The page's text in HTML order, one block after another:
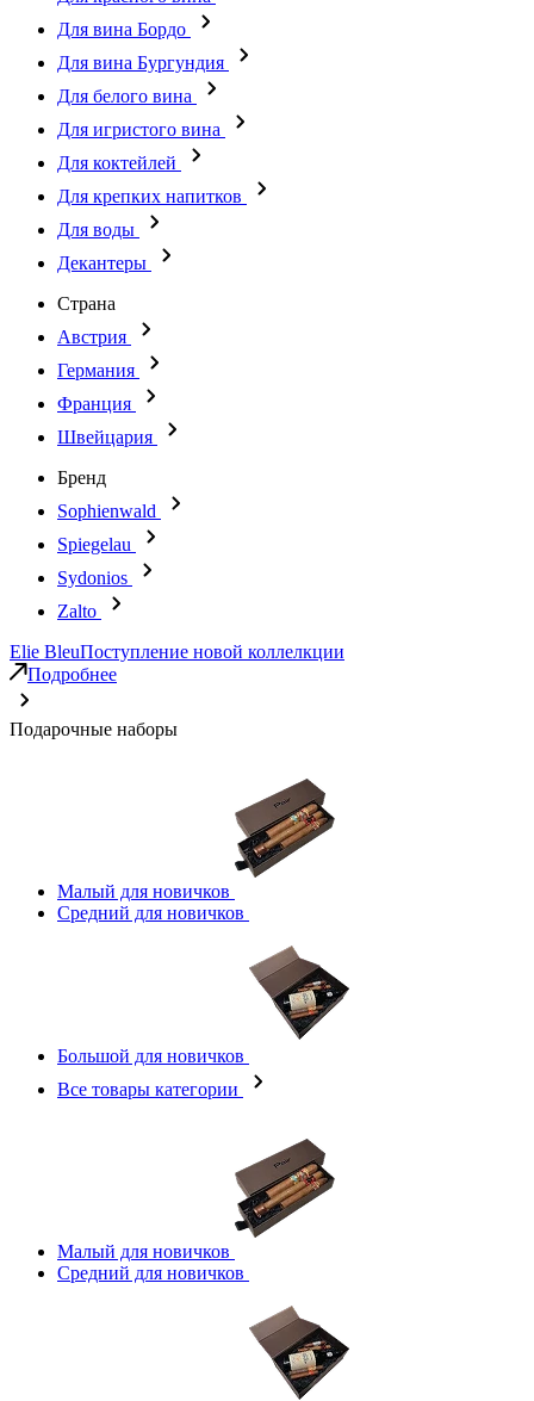
Для вина Бордо
Для вина Бургундия
Для белого вина
Для игристого вина
Для коктейлей
Для крепких напитков
Для воды
Декантеры
Страна
Австрия
Германия
Франция
Швейцария
Бренд
Sophienwald
Spiegelau
Sydonios
Zalto
Elie BleuПоступление новой коллелкции
Подробнее
Подарочные наборы
Малый для новичков
Средний для новичков
Большой для новичков
Все товары категории
Малый для новичков
Средний для новичков